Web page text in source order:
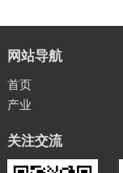
网站导航
首页
产业
关注交流